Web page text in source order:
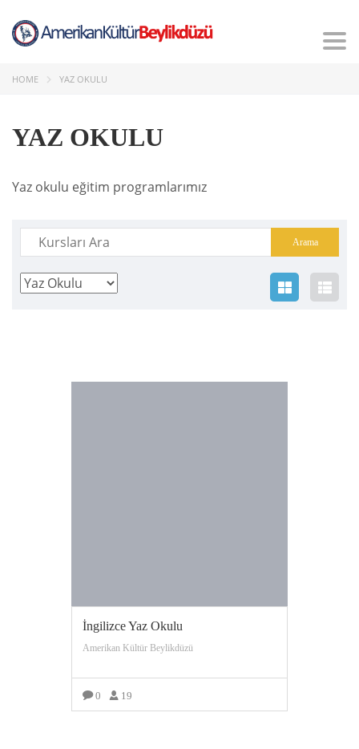
HOME YAZ OKULU
YAZ OKULU
Yaz okulu eğitim programlarımız
İngilizce Yaz Okulu
Amerikan Kültür Beylikdüzü
0 19